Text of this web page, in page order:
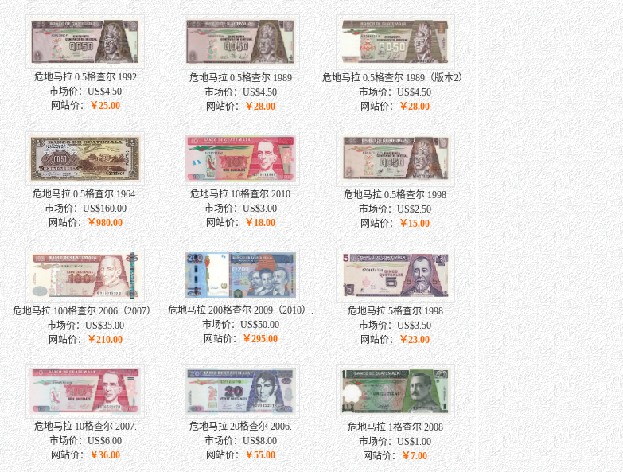
危地马拉 0.5格查尔 1992
市场价：US$4.50
网站价：￥25.00
危地马拉 0.5格查尔 1989
市场价：US$4.50
网站价：￥28.00
危地马拉 0.5格查尔 1989（版本2）
市场价：US$4.50
网站价：￥28.00
危地马拉 0.5格查尔 1964.
市场价：US$160.00
网站价：￥980.00
危地马拉 10格查尔 2010
市场价：US$3.00
网站价：￥18.00
危地马拉 0.5格查尔 1998
市场价：US$2.50
网站价：￥15.00
危地马拉 100格查尔 2006（2007）.
市场价：US$35.00
网站价：￥210.00
危地马拉 200格查尔 2009（2010）.
市场价：US$50.00
网站价：￥295.00
危地马拉 5格查尔 1998
市场价：US$3.50
网站价：￥23.00
危地马拉 10格查尔 2007.
市场价：US$6.00
网站价：￥36.00
危地马拉 20格查尔 2006.
市场价：US$8.00
网站价：￥55.00
危地马拉 1格查尔 2008
市场价：US$1.00
网站价： ￥7.00